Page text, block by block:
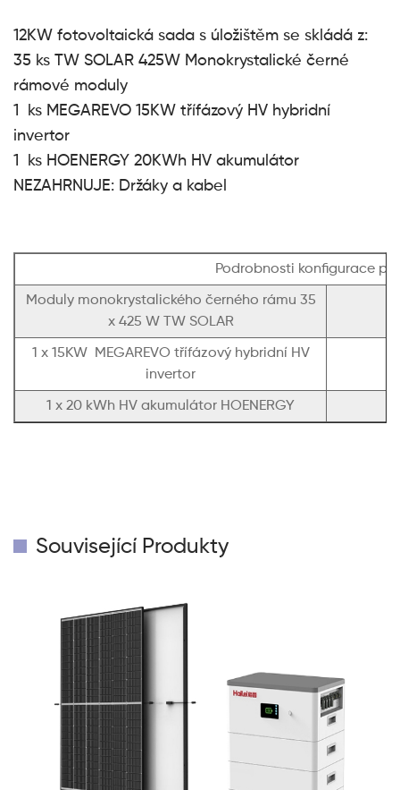
12KW fotovoltaická sada s úložištěm se skládá z:
35 ks TW SOLAR 425W Monokrystalické černé
rámové moduly
1 ks MEGAREVO 15KW třífázový HV hybridní
invertor
1 ks HOENERGY 20KWh HV akumulátor
NEZAHRNUJE: Držáky a kabel
Podrobnosti konfigurace
Moduly monokrystalického černého rámu 35
x 425 W TW SOLAR
1 x 15KW MEGAREVO třífázový hybridní HV
invertor
1 x 20 kWh HV akumulátor HOENERGY
Související Produkty